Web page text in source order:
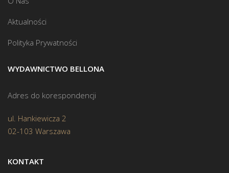
Aktualności
Polityka Prywatności
WYDAWNICTWO BELLONA
Adres do korespondencji
ul. Hankiewicza 2
02-103 Warszawa
KONTAKT